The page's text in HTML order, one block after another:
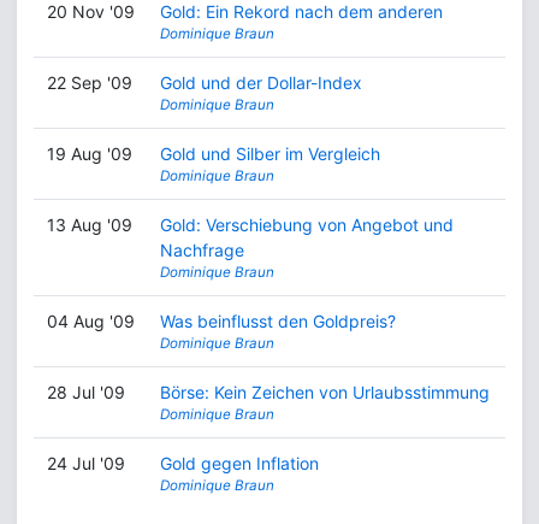
20 Nov '09 Gold: Ein Rekord nach dem anderen
Dominique Braun
22 Sep '09 Gold und der Dollar-Index
Dominique Braun
19 Aug '09 Gold und Silber im Vergleich
Dominique Braun
13 Aug '09
Gold: Verschiebung von Angebot und
Nachfrage
Dominique Braun
04 Aug '09 Was beinflusst den Goldpreis?
Dominique Braun
28 Jul '09 Börse: Kein Zeichen von Urlaubsstimmung
Dominique Braun
24 Jul '09 Gold gegen Inflation
Dominique Braun